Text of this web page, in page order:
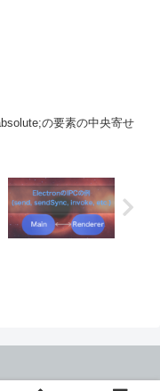
の要素の中央寄せ